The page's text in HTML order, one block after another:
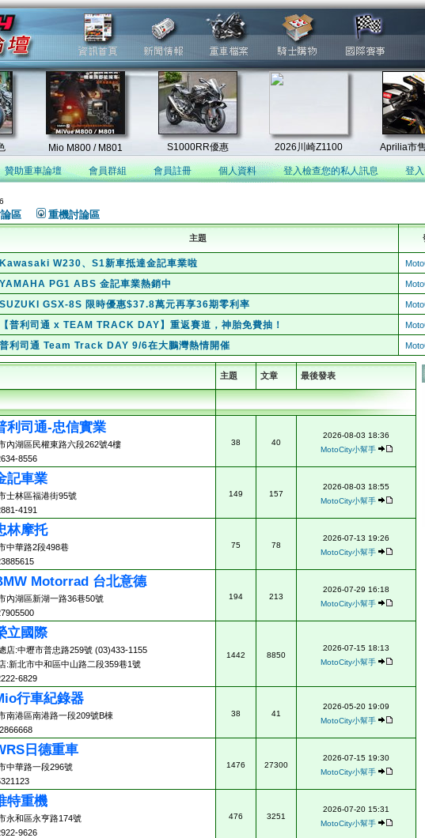
贊助重車論壇 會員群組 會員註冊 個人資料 登入檢查您的私人訊息 登入
區 重機討論區
主題
Kawasaki W230、S1新車抵達金記車業啦
YAMAHA PG1 ABS 金記車業熱銷中
SUZUKI GSX-8S 限時優惠$37.8萬元再享36期零利率
【普利司通 x TEAM TRACK DAY】重返賽道，神胎免費抽！
普利司通 Team Track DAY 9/6在大鵬灣熱情開催
主題 文章 最後發表
利司通-忠信實業
內湖區民權東路六段262號4樓
8556
38 40
2026-08-03 18:36
MotoCity小幫手
記車業
士林區福港街95號
4191
149 157
2026-08-03 18:55
MotoCity小幫手
林摩托
中華路2段498巷
75 78
2026-07-13 19:26
MotoCity小幫手
Motorrad 台北意德
內湖區新湖一路36巷50號
194 213
2026-07-29 16:18
MotoCity小幫手
立國際
店:中壢市普忠路259號 (03)433-1155
:新北市中和區中山路二段359巷1號
6829
1442 8850
2026-07-15 18:13
MotoCity小幫手
行車紀錄器
南港區南港路一段209號B棟
38 41
2026-05-20 19:09
MotoCity小幫手
日德重車
中華路一段296號
1476 27300
2026-07-15 19:30
MotoCity小幫手
特重機
永和區永亨路174號
9626
476 3251
2026-07-20 15:31
MotoCity小幫手